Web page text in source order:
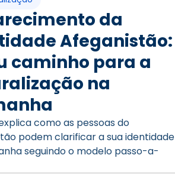
í
d
e
r
o
d
da
Afeganistão:
caminho para a
na
como as pessoas do
podem clarificar a sua identidade
seguindo o modelo passo-a-